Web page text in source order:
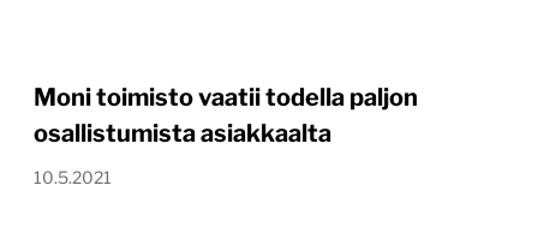
Moni toimisto vaatii todella paljon
osallistumista asiakkaalta
10.5.2021